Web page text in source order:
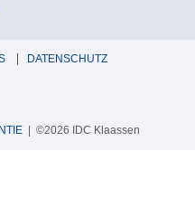
DATENSCHUTZ
| ©2026 IDC Klaassen